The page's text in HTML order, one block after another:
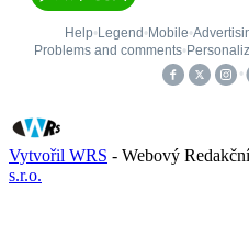
Vytvořil WRS - Webový
s.r.o.